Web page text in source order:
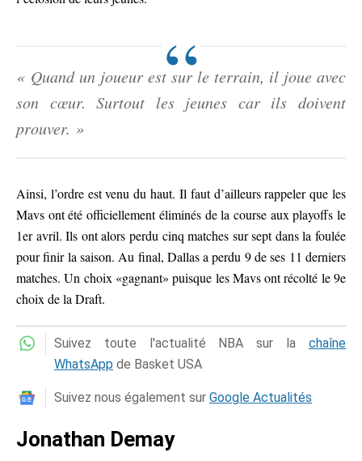
« Quand un joueur est sur le terrain, il joue avec
son cœur. Surtout les jeunes car ils doivent
prouver. »
Ainsi, l’ordre est venu du haut. Il faut d’ailleurs rappeler que les
Mavs ont été officiellement éliminés de la course aux playoffs le
1er avril. Ils ont alors perdu cinq matches sur sept dans la foulée
pour finir la saison. Au final, Dallas a perdu 9 de ses 11 derniers
matches. Un choix «gagnant» puisque les Mavs ont récolté le 9e
choix de la Draft.
Suivez toute l'actualité NBA sur la chaîne
WhatsApp de Basket USA
Suivez nous également sur Google Actualités
Jonathan Demay